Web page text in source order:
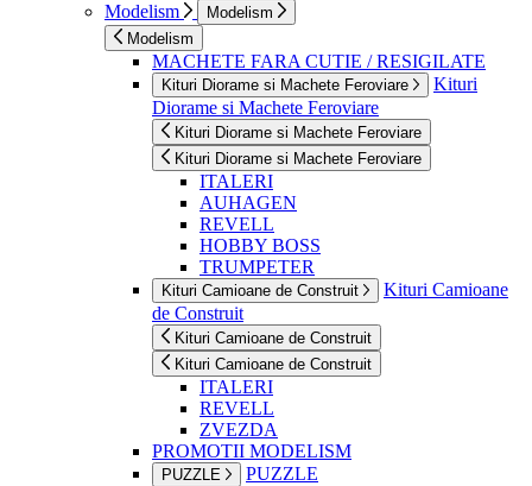
Modelism
Modelism
Modelism
MACHETE FARA CUTIE / RESIGILATE
Kituri Diorame si Machete Feroviare
Kituri
Diorame si Machete Feroviare
Kituri Diorame si Machete Feroviare
Kituri Diorame si Machete Feroviare
ITALERI
AUHAGEN
REVELL
HOBBY BOSS
TRUMPETER
Kituri Camioane de Construit
Kituri Camioane
de Construit
Kituri Camioane de Construit
Kituri Camioane de Construit
ITALERI
REVELL
ZVEZDA
PROMOTII MODELISM
PUZZLE PUZZLE